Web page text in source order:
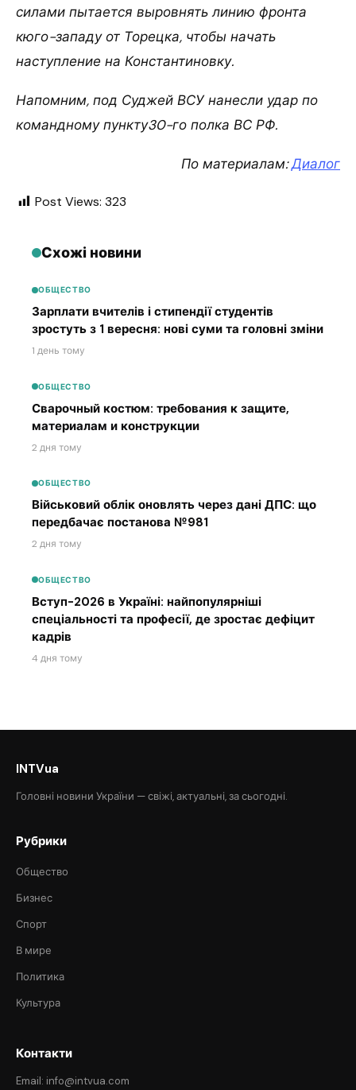
силами пытается выровнять линию фронта
кюго-западу от Торецка, чтобы начать
наступление на Константиновку.
Напомним, под Суджей ВСУ нанесли удар по
командному пункту30-го полка ВС РФ.
По материалам:Диалог
Post Views: 323
Схожі новини
ОБЩЕСТВО
Зарплати вчителів і стипендії студентів
зростуть з 1 вересня: нові суми та головні зміни
1 день тому
ОБЩЕСТВО
Сварочный костюм: требования к защите,
материалам и конструкции
2 дня тому
ОБЩЕСТВО
Військовий облік оновлять через дані ДПС: що
передбачає постанова №981
2 дня тому
ОБЩЕСТВО
Вступ-2026 в Україні: найпопулярніші
спеціальності та професії, де зростає дефіцит
кадрів
4 дня тому
INTVua
Головні новини України — свіжі, актуальні, за сьогодні.
Рубрики
Общество
Бизнес
Спорт
В мире
Политика
Культура
Контакти
Email: info@intvua.com